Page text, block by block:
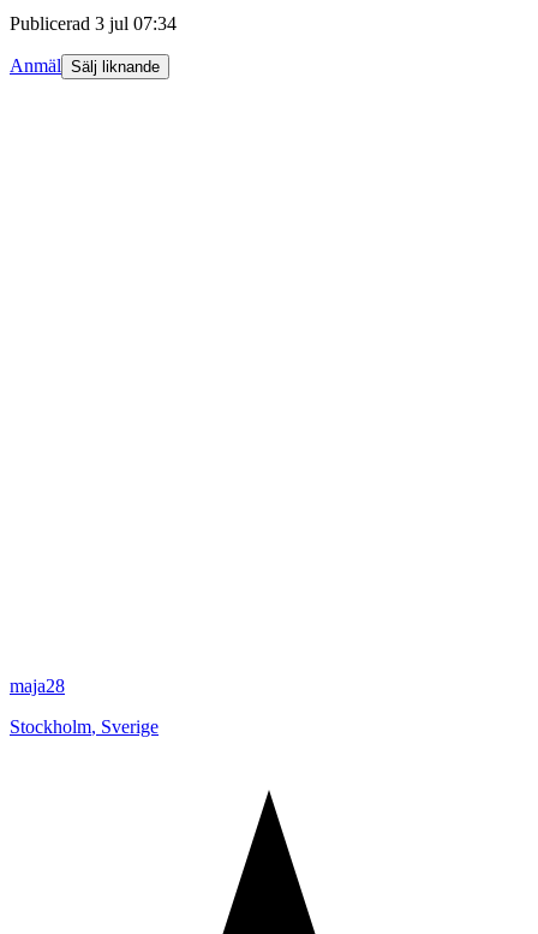
Publicerad 3 jul 07:34
Anmäl Sälj liknande
maja28
Stockholm, Sverige